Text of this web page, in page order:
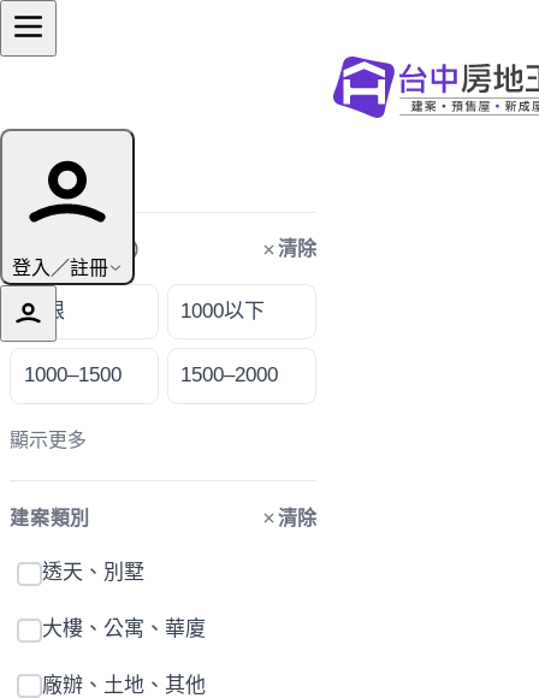
登入／註冊
篩選條件
購屋預算（萬） 清除
不限 1000以下
1000–1500 1500–2000
顯示更多
建案類別 清除
透天、別墅
大樓、公寓、華廈
廠辦、土地、其他